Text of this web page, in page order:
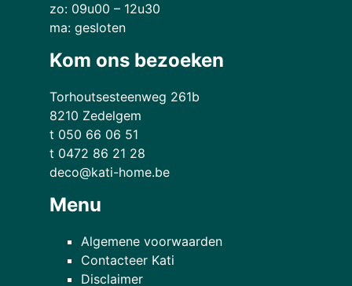
zo: 09u00 – 12u30
ma: gesloten
Kom ons bezoeken
Torhoutsesteenweg 261b
8210 Zedelgem
t 050 66 06 51
t 0472 86 21 28
deco@kati-home.be
Menu
Algemene voorwaarden
Contacteer Kati
Disclaimer